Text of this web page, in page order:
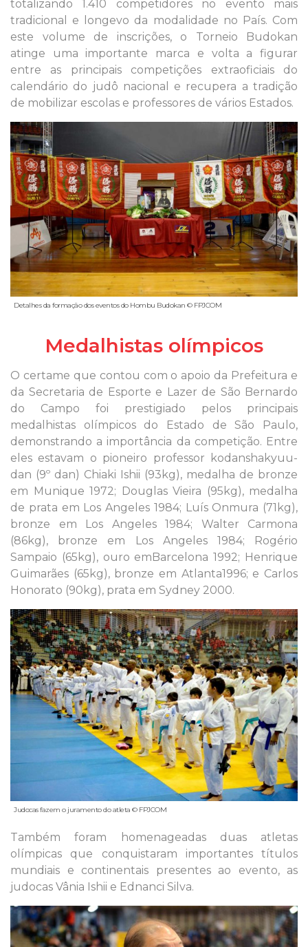
totalizando 1.410 competidores no evento mais
tradicional e longevo da modalidade no País. Com
este volume de inscrições, o Torneio Budokan
atinge uma importante marca e volta a figurar
entre as principais competições extraoficiais do
calendário do judô nacional e recupera a tradição
de mobilizar escolas e professores de vários Estados.
Detalhes da formação dos eventos do Hombu Budokan © FPJCOM
Medalhistas olímpicos
O certame que contou com o apoio da Prefeitura e
da Secretaria de Esporte e Lazer de São Bernardo
do Campo foi prestigiado pelos principais
medalhistas olímpicos do Estado de São Paulo,
demonstrando a importância da competição. Entre
eles estavam o pioneiro professor kodanshakyuu-
dan (9º dan) Chiaki Ishii (93kg), medalha de bronze
em Munique 1972; Douglas Vieira (95kg), medalha
de prata em Los Angeles 1984; Luís Onmura (71kg),
bronze em Los Angeles 1984; Walter Carmona
(86kg), bronze em Los Angeles 1984; Rogério
Sampaio (65kg), ouro emBarcelona 1992; Henrique
Guimarães (65kg), bronze em Atlanta1996; e Carlos
Honorato (90kg), prata em Sydney 2000.
Judocas fazem o juramento do atleta © FPJCOM
Também foram homenageadas duas atletas
olímpicas que conquistaram importantes títulos
mundiais e continentais presentes ao evento, as
judocas Vânia Ishii e Ednanci Silva.